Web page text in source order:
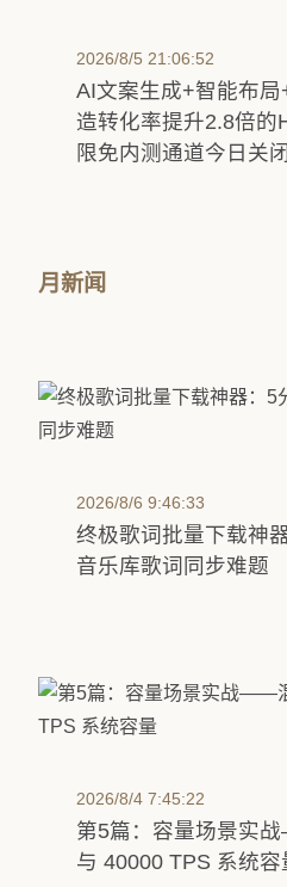
2026/8/5 21:06:52
AI文案生成+智能布
造转化率提升2.8倍的
限免内测通道今日关闭
月新闻
2026/8/6 9:46:33
终极歌词批量下载神
音乐库歌词同步难题
2026/8/4 7:45:22
第5篇：容量场景实
与 40000 TPS 系统容